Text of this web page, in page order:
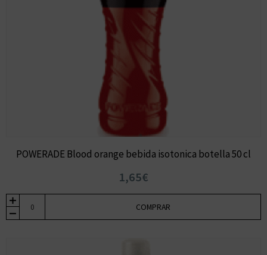
POWERADE Blood orange bebida isotonica botella 50 cl
1,65€
COMPRAR